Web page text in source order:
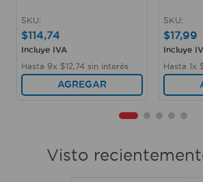
SKU:
$114,74
Incluye IVA
Hasta 9x $12 74 sin interés
AGREGAR
SKU:
$17,99
Incluye
Hasta 1x
Visto